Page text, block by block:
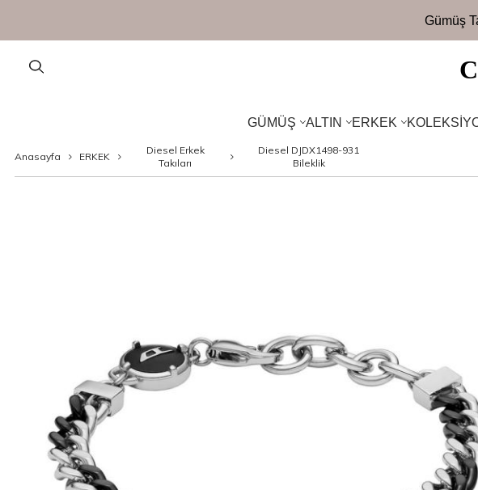
GÜMÜŞ ALTIN ERKEK
Anasayfa ERKEK
Diesel Erkek
Takıları
Diesel DJDX1498-931
Bileklik